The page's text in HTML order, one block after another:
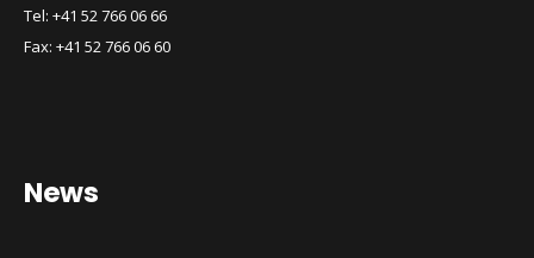
Tel: +41 52 766 06 66
Fax: +41 52 766 06 60
News